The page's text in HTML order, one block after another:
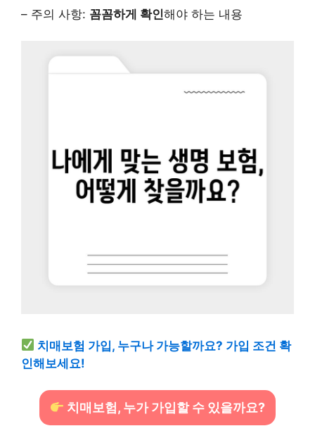
– 주의 사항: 꼼꼼하게 확인해야 하는 내용
치매보험 가입, 누구나 가능할까요? 가입 조건 확
인해보세요!
치매보험, 누가 가입할 수 있을까요?